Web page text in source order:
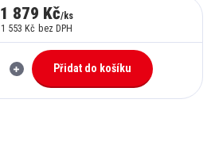
1 879 Kč/ks
1 553 Kč bez DPH
Přidat do košíku